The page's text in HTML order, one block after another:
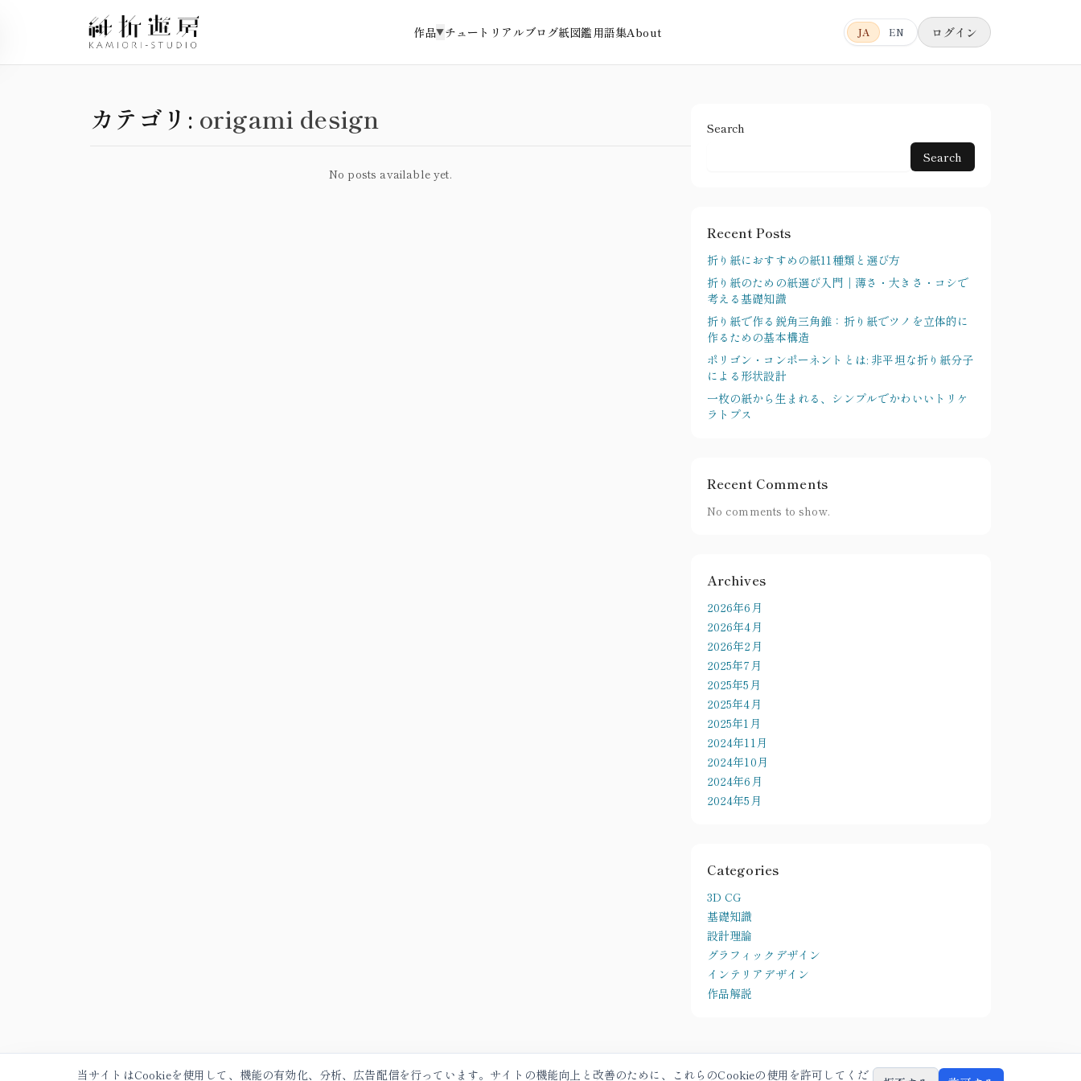
作品▼チュートリアルブログ紙図鑑 用語集About JA EN ログイン
カテゴリ: origami design
No posts available yet.
Search
Search
Recent Posts
折り紙におすすめの紙11種類と選び方
折り紙のための紙選び入門｜薄さ・大きさ・コシで
考える基礎知識
折り紙で作る鋭角三角錐：折り紙でツノを立体的に
作るための基本構造
ポリゴン・コンポーネントとは: 非平坦な折り紙分子
による形状設計
一枚の紙から生まれる、シンプルでかわいいトリケ
ラトプス
Recent Comments
No comments to show.
Archives
2026年6月
2026年4月
2026年2月
2025年7月
2025年5月
2025年4月
2025年1月
2024年11月
2024年10月
2024年6月
2024年5月
Categories
3D CG
基礎知識
設計理論
グラフィックデザイン
インテリアデザイン
作品解説
当サイトはCookieを使用して、機能の有効化、分析、広告配信を行っています。サイトの機能向上と改善のために、これらのCookieの使用を許可してくだ